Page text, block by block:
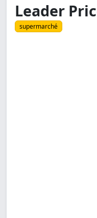
Leader
supermarché